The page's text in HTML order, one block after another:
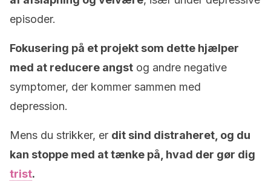
episoder.
Fokusering på et projekt som dette hjælper
med at reducere angst og andre negative
symptomer, der kommer sammen med
depression.
Mens du strikker, er dit sind distraheret, og du
kan stoppe med at tænke på, hvad der gør dig
trist.